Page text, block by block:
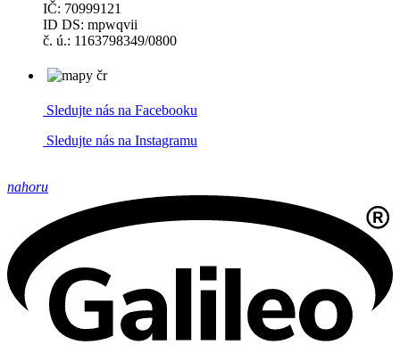
IČ: 70999121
ID DS: mpwqvii
č. ú.: 1163798349/0800
Sledujte nás na Facebooku
Sledujte nás na Instagramu
nahoru